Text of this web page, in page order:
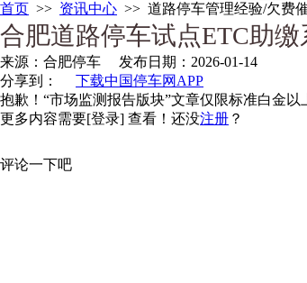
首页 >> 资讯中心 >> 道路停车管理经验/欠费
合肥道路停车试点ETC助缴
来源： 合肥停车 发布日期： 2026-01-14
分享到：
下载中国停车网APP
抱歉！“市场监测报告版块”文章仅限标准白金以
更多内容需要[登录] 查看！还没注册 ？
评论一下吧